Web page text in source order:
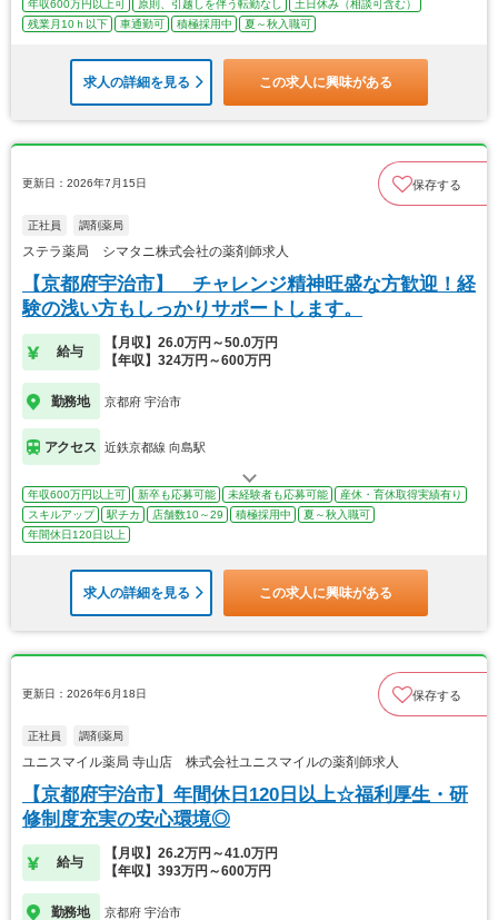
年収600万円以上可 原則、引越しを伴う転勤なし
土日休み（相談可含む）
残業月10ｈ以下
車通勤可 積極採用中 夏～秋入職可
求人の詳細を見る この求人に興味がある
更新日：2026年7月15日 保存する
正社員 調剤薬局
ステラ薬局 シマタニ株式会社の薬剤師求人
【京都府宇治市】 チャレンジ精神旺盛な方歓迎！経
験の浅い方もしっかりサポートします。
給与
【月収】26.0万円～50.0万円
【年収】324万円～600万円
勤務地 京都府 宇治市
アクセス 近鉄京都線 向島駅
年収600万円以上可 新卒も応募可能 未経験者も応募可能
産休・育休取得実績有り
スキルアップ
駅チカ 店舗数10～29 積極採用中
夏～秋入職可
年間休日120日以上
求人の詳細を見る この求人に興味がある
更新日：2026年6月18日 保存する
正社員 調剤薬局
ユニスマイル薬局 寺山店 株式会社ユニスマイルの薬剤師求人
【京都府宇治市】年間休日120日以上☆福利厚生・研
修制度充実の安心環境◎
給与
【月収】26.2万円～41.0万円
【年収】393万円～600万円
勤務地 京都府 宇治市